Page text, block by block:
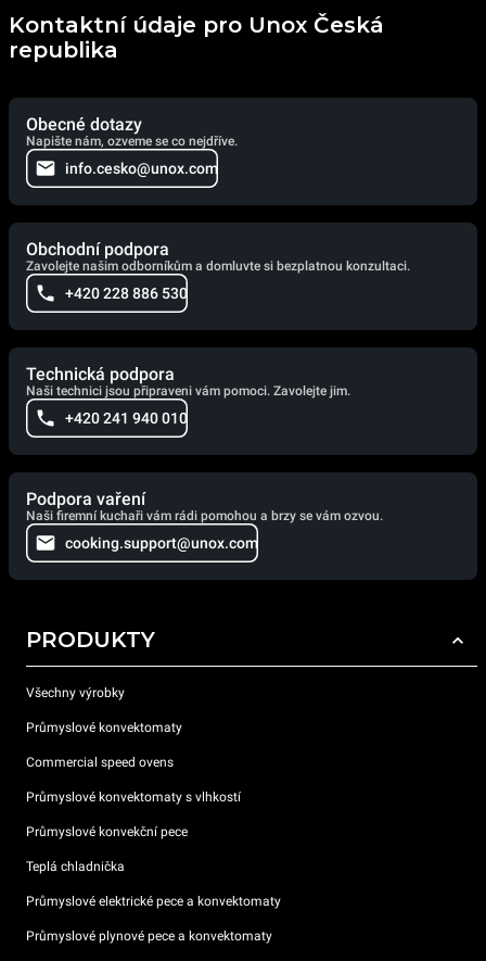
Kontaktní údaje pro Unox Česká
republika
Obecné dotazy
Napište nám, ozveme se co nejdříve.
info.cesko@unox.com
Obchodní podpora
Zavolejte našim odborníkům a domluvte si bezplatnou konzultaci.
+420 228 886 530
Technická podpora
Naši technici jsou připraveni vám pomoci. Zavolejte jim.
+420 241 940 010
Podpora vaření
Naši firemní kuchaři vám rádi pomohou a brzy se vám ozvou.
cooking.support@unox.com
PRODUKTY
Všechny výrobky
Průmyslové konvektomaty
Commercial speed ovens
Průmyslové konvektomaty s vlhkostí
Průmyslové konvekční pece
Teplá chladnička
Průmyslové elektrické pece a konvektomaty
Průmyslové plynové pece a konvektomaty